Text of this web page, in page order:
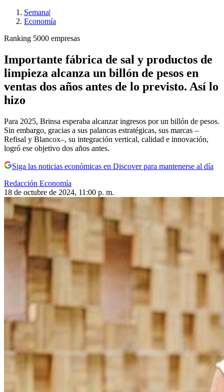
Semana|
Economía
Ranking 5000 empresas
Importante fábrica de sal y productos de
limpieza alcanza un billón de pesos en
ventas dos años antes de lo previsto. Así lo
hizo
Para 2025, Brinsa esperaba alcanzar ingresos por un billón de pesos.
Sin embargo, gracias a sus palancas estratégicas, sus marcas –
Refisal y Blancox–, su integración vertical, calidad e innovación,
logró ese objetivo dos años antes.
Siga las noticias económicas en Discover para mantenerse al día
Redacción Economía
18 de octubre de 2024, 11:00 p. m.